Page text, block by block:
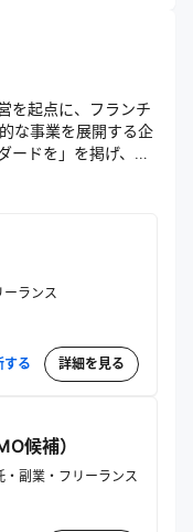
を起点に、フランチ
な事業を展開する企
ードを」を掲げ、ブ
を目指す。全国
伸ばす成長を実現し
ランス
する 詳細を見る
候補）
・副業・フリーランス